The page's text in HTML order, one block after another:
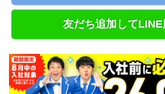
徳島県
高知県
九州エリア
福岡県
佐賀県
長崎県
友だち追加してLINE